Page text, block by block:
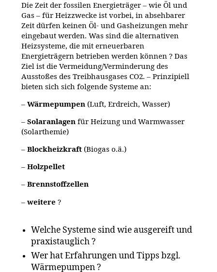
Die Zeit der fossilen Energieträger – wie Öl und
Gas – für Heizzwecke ist vorbei, in absehbarer
Zeit dürfen keinen Öl- und Gasheizungen mehr
eingebaut werden. Was sind die alternativen
Heizsysteme, die mit erneuerbaren
Energieträgern betrieben werden können ? Das
Ziel ist die Vermeidung/Verminderung des
Ausstoßes des Treibhausgases CO2. – Prinzipiell
bieten sich sich folgende Systeme an:
– Wärmepumpen (Luft, Erdreich, Wasser)
– Solaranlagen für Heizung und Warmwasser
(Solarthemie)
– Blockheizkraft (Biogas o.ä.)
– Holzpellet
– Brennstoffzellen
– weitere ?
Welche Systeme sind wie ausgereift und
praxistauglich ?
Wer hat Erfahrungen und Tipps bzgl.
Wärmepumpen ?